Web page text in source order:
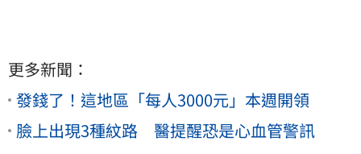
更多新聞：
發錢了！這地區「每人3000元」本週開領
臉上出現3種紋路 醫提醒恐是心血管警訊